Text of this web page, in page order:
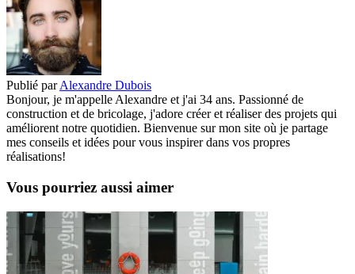
Publié par Alexandre Dubois
Bonjour, je m'appelle Alexandre et j'ai 34 ans. Passionné de
construction et de bricolage, j'adore créer et réaliser des projets qui
améliorent notre quotidien. Bienvenue sur mon site où je partage
mes conseils et idées pour vous inspirer dans vos propres
réalisations!
Vous pourriez aussi aimer